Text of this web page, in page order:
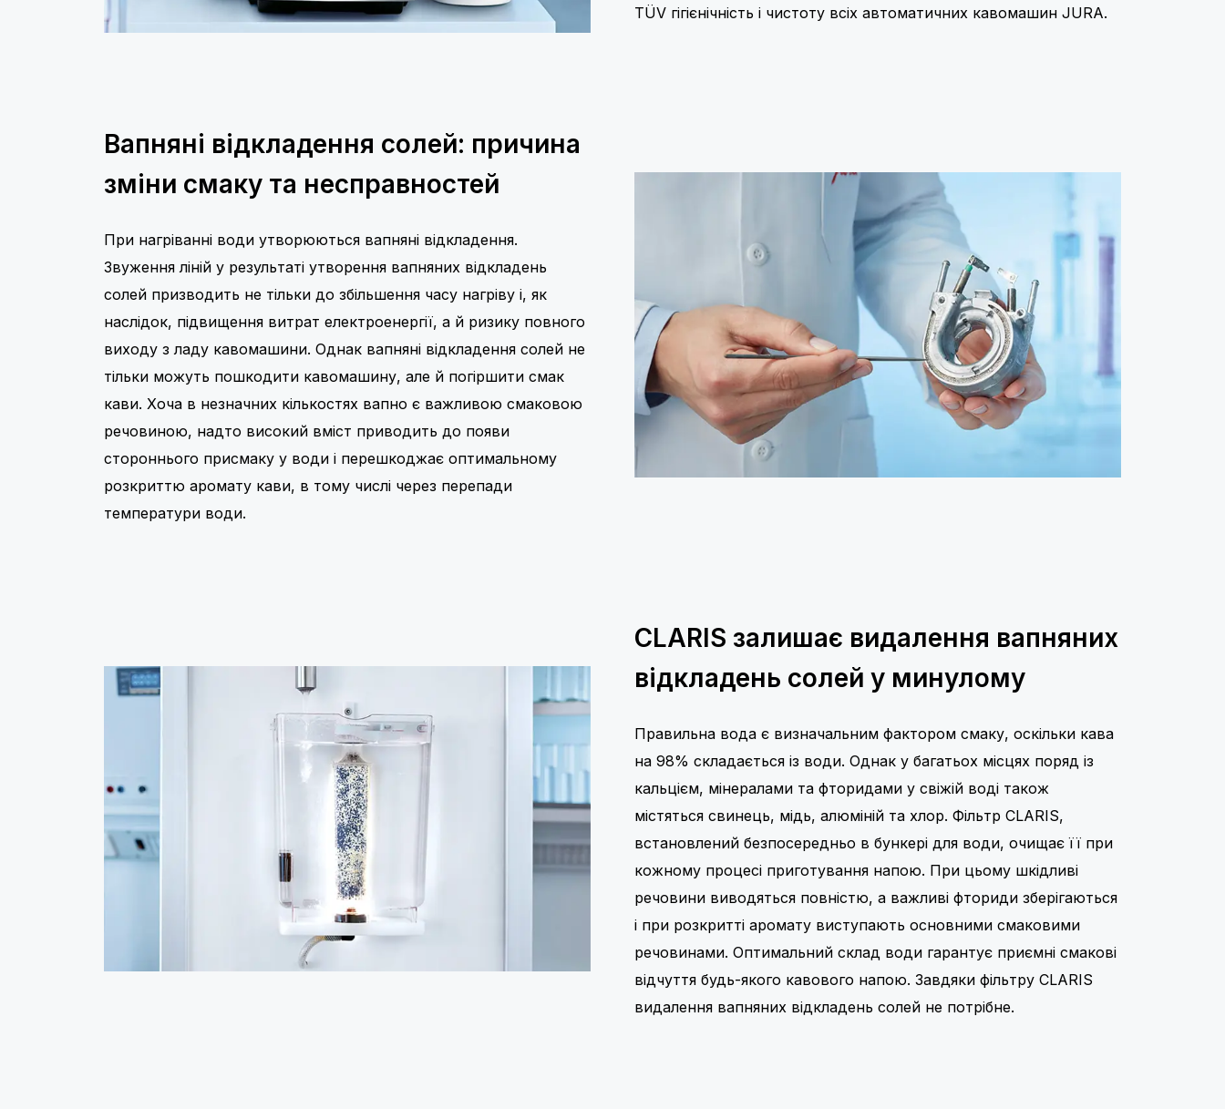
TÜV гігієнічність і чистоту всіх автоматичних кавомашин JURA.
Вапняні відкладення солей: причина
зміни смаку та несправностей
При нагріванні води утворюються вапняні відкладення.
Звуження ліній у результаті утворення вапняних відкладень
солей призводить не тільки до збільшення часу нагріву і, як
наслідок, підвищення витрат електроенергії, а й ризику повного
виходу з ладу кавомашини. Однак вапняні відкладення солей не
тільки можуть пошкодити кавомашину, але й погіршити смак
кави. Хоча в незначних кількостях вапно є важливою смаковою
речовиною, надто високий вміст приводить до появи
стороннього присмаку у води і перешкоджає оптимальному
розкриттю аромату кави, в тому числі через перепади
температури води.
CLARIS залишає видалення вапняних
відкладень солей у минулому
Правильна вода є визначальним фактором смаку, оскільки кава
на 98% складається із води. Однак у багатьох місцях поряд із
кальцієм, мінералами та фторидами у свіжій воді також
містяться свинець, мідь, алюміній та хлор. Фільтр CLARIS,
встановлений безпосередньо в бункері для води, очищає її при
кожному процесі приготування напою. При цьому шкідливі
речовини виводяться повністю, а важливі фториди зберігаються
і при розкритті аромату виступають основними смаковими
речовинами. Оптимальний склад води гарантує приємні смакові
відчуття будь-якого кавового напою. Завдяки фільтру CLARIS
видалення вапняних відкладень солей не потрібне.